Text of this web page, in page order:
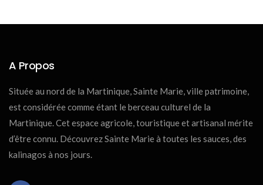
A Propos
Située au nord de la Martinique, Sainte Marie, ville patrimoine,
est considérée comme étant le berceau culturel de la
Martinique. Cet espace agricole, touristique et artisanal mérite
d’être connu. Découvrez Sainte Marie à toutes les sauces, des
kalinagos à nos jours.